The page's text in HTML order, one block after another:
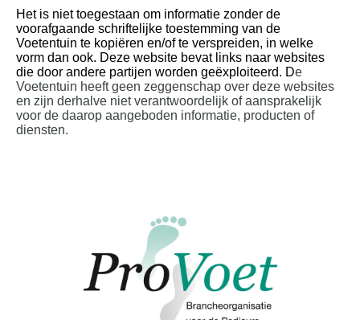
Het is niet toegestaan om informatie zonder de
voorafgaande schriftelijke toestemming van de
Voetentuin te kopiëren en/of te verspreiden, in welke
vorm dan ook. Deze website bevat links naar websites
die door andere partijen worden geëxploiteerd. De
Voetentuin heeft geen zeggenschap over deze websites
en zijn derhalve niet verantwoordelijk of aansprakelijk
voor de daarop aangeboden informatie, producten of
diensten.